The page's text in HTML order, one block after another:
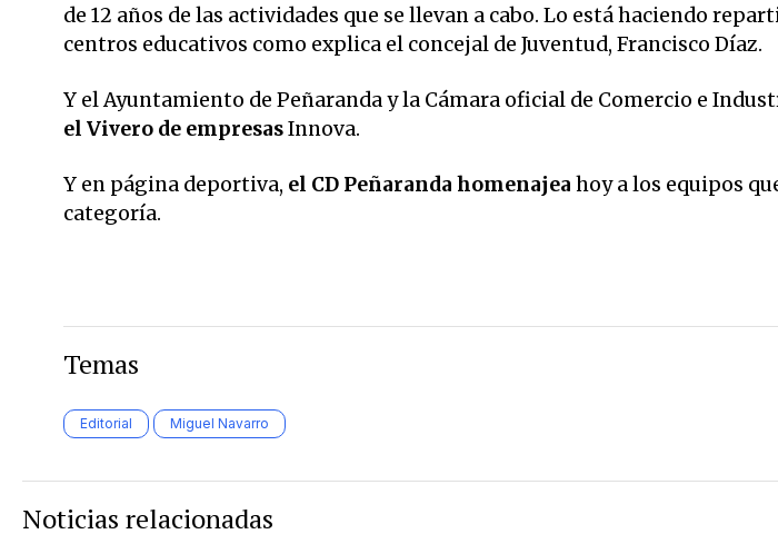
de 12 años de las actividades que se llevan a cabo. Lo está haciendo
centros educativos como explica el concejal de Juventud, Francisco Díaz.
Y el Ayuntamiento de Peñaranda y la Cámara oficial de Comercio e
el Vivero de empresasInnova.
Y en página deportiva, el CD Peñaranda homenajea hoy a los equipos
categoría.
Temas
Editorial Miguel Navarro
Noticias relacionadas